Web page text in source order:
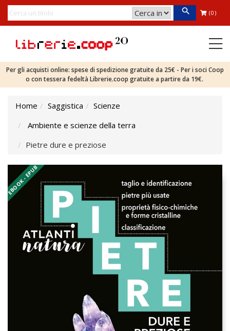
(0)
Per gli acquisti online: spese di spedizione gratuite da 25€ - Per i soci Coop
o con tessera fedeltà Librerie.coop gratuite a partire da 19€.
Home Saggistica
Scienze
Ambiente e scienze della terra
Pietre dure e preziose
EBOOK - EPUB